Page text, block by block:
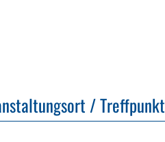
/ Treffpunkt